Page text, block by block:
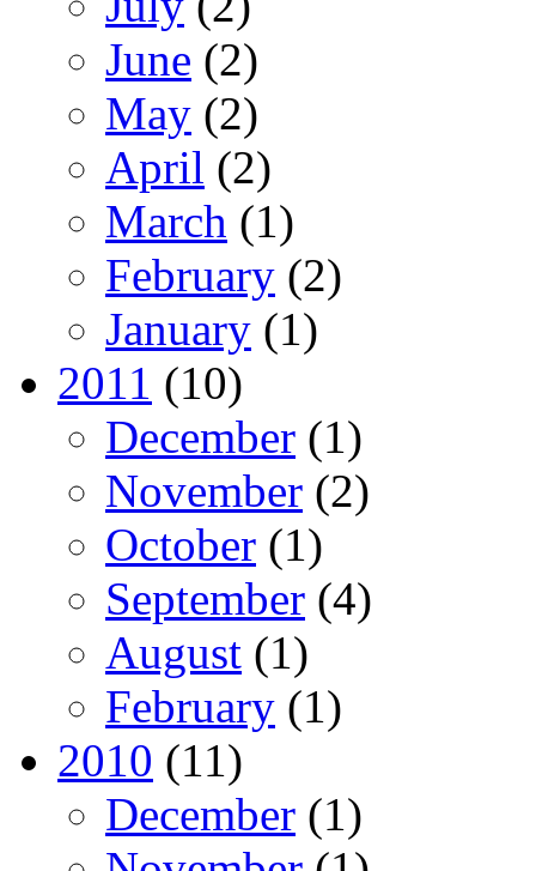
June (2)
May (2)
April (2)
March (1)
February (2)
January (1)
2011 (10)
December (1)
November (2)
October (1)
September (4)
August (1)
February (1)
2010 (11)
December (1)